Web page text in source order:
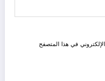
في هذا المتصفح